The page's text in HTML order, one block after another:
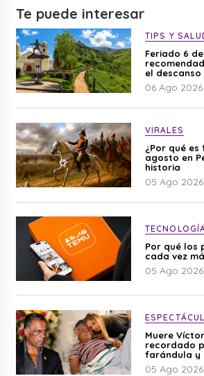
Te puede interesar
TIPS Y
Feriado 6
el descanso
06 Ago 2026
VIRALES
¿Por qué
agosto en
historia
05 Ago 2026
Por qué los
cada vez
05 Ago 2026
Muere
recordado
farándula y
Cherres
05 Ago 2026